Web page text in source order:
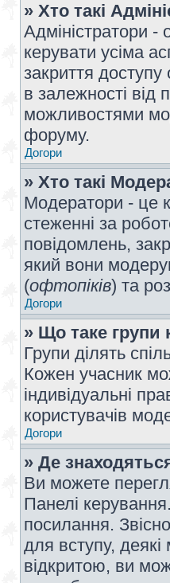
» Хто такі
Адміністратори
керувати усіма
закриття
в залежності
можливостями
форуму.
Догори
» Хто такі
Модератори - це
стеженні за
повідомлень,
який вони
(офтопіків) та
Догори
» Що таке групи
Групи ділять
Кожен учасник
індивідуальні
користувачів
Догори
» Де
Ви можете
Панелі
посилання.
для вступу,
відкритою, ви